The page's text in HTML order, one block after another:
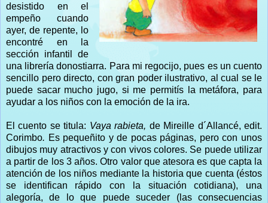
desistido en el
empeño cuando
ayer, de repente, lo
encontré en la
sección infantil de
una librería donostiarra. Para mi regocijo, pues es un cuento
sencillo pero directo, con gran poder ilustrativo, al cual se le
puede sacar mucho jugo, si me permitís la metáfora, para
ayudar a los niños con la emoción de la ira.
El cuento se titula: Vaya rabieta, de Mireille d´Allancé, edit.
Corimbo. Es pequeñito y de pocas páginas, pero con unos
dibujos muy atractivos y con vivos colores. Se puede utilizar
a partir de los 3 años. Otro valor que atesora es que capta la
atención de los niños mediante la historia que cuenta (éstos
se identifican rápido con la situación cotidiana), una
alegoría, de lo que puede suceder (las consecuencias